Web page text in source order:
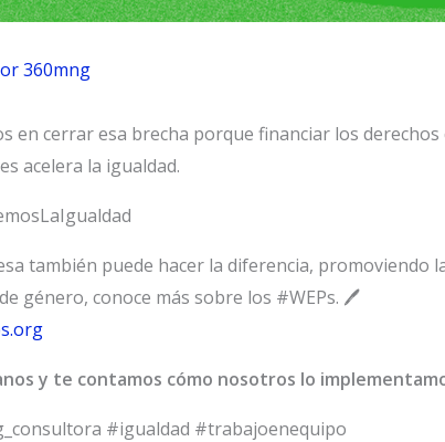
360mng
en cerrar esa brecha porque financiar los derechos
acelera la igualdad.
también puede hacer la diferencia, promoviendo
género, conoce más sobre los #WEPs. 🖊
y te contamos cómo nosotros lo
#igualdad #trabajoenequipo